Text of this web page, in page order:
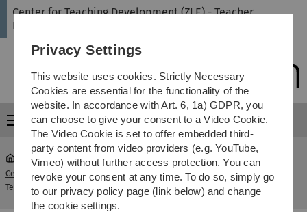
Skip
Skip
Skip
Skip
Center for Teaching Development (ZLE) - Teacher
Education
Menu
Center for Teaching Development (ZLE) -
Teacher Education
...
schulpraktische
Orientierung
Privacy Settings
This website uses cookies. Strictly Necessary
Cookies are essential for the functionality of the
website. In accordance with Art. 6, 1a) GDPR, you
can choose to give your consent to a Video Cookie.
The Video Cookie is set to offer embedded third-
party content from video providers (e.g. YouTube,
Vimeo) without further access protection. You can
revoke your consent at any time. To do so, simply go
to our privacy policy page (link below) and change
the cookie settings.